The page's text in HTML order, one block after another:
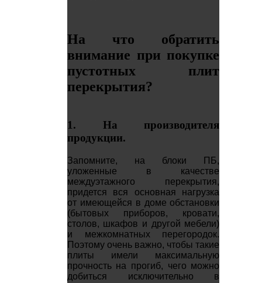
На что обратить
внимание при покупке
пустотных плит
перекрытия?
1. На производителя
продукции.
Запомните, на блоки ПБ,
уложенные в качестве
междуэтажного перекрытия,
придется вся основная нагрузка
от имеющейся в доме обстановки
(бытовых приборов, кровати,
столов, шкафов и другой мебели)
и межкомнатных перегородок.
Поэтому очень важно, чтобы такие
плиты имели максимальную
прочность на прогиб, чего можно
добиться исключительно в